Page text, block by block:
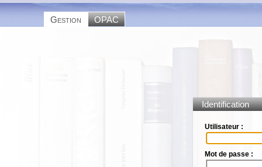
Gestion OPAC
Identification
Utilisateur :
Mot de passe :